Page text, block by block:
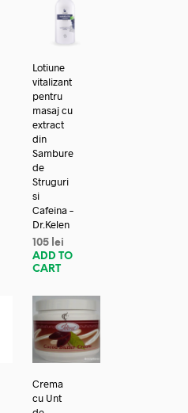
Lotiune
vitalizant
pentru
masaj cu
extract
din
Sambure
de
Struguri
si
Cafeina –
Dr.Kelen
105 lei
ADD TO
CART
Crema
cu Unt